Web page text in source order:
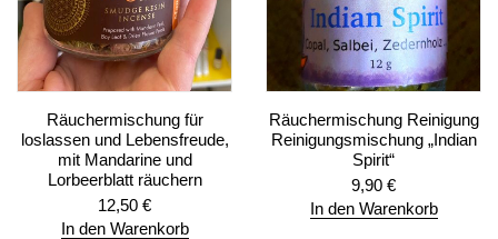
Räuchermischung für
loslassen und Lebensfreude,
mit Mandarine und
Lorbeerblatt räuchern
12,50 €
In den Warenkorb
Räuchermischung Reinigung
Reinigungsmischung „Indian
Spirit“
9,90 €
In den Warenkorb